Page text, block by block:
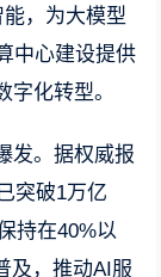
，为大模型
中心建设提供
化转型。
发。据权威报
突破1万亿
持在40%以
及，推动AI服